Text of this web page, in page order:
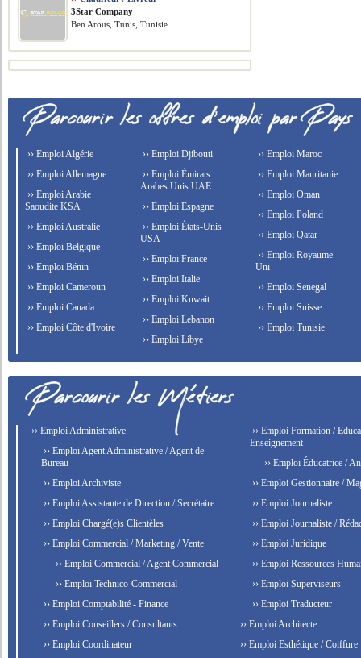
3Star Company
Ben Arous, Tunis, Tunisie
›› Emploi Algérie
›› Emploi Allemagne
›› Emploi Arabie
Saoudite KSA
›› Emploi Australie
›› Emploi Belgique
›› Emploi Bénin
›› Emploi Cameroun
›› Emploi Canada
›› Emploi Côte d'Ivoire
›› Emploi Djibouti
›› Emploi Émirats
Arabes Unis UAE
›› Emploi Espagne
›› Emploi États-Unis
USA
›› Emploi France
›› Emploi Italie
›› Emploi Kuwait
›› Emploi Lebanon
›› Emploi Libye
›› Emploi Maroc
›› Emploi Mauritanie
›› Emploi Oman
›› Emploi Poland
›› Emploi Qatar
›› Emploi Royaume-
Uni
›› Emploi Senegal
›› Emploi Suisse
›› Emploi Tunisie
›› Emploi Administrative
›› Emploi Agent Administrative / Agent de
Bureau
›› Emploi Archiviste
›› Emploi Assistante de Direction / Secrétaire
›› Emploi Chargé(e)s Clientèles
›› Emploi Commercial / Marketing / Vente
›› Emploi Commercial / Agent Commercial
›› Emploi Technico-Commercial
›› Emploi Comptabilité - Finance
›› Emploi Conseillers / Consultants
›› Emploi Coordinateur
›› Emploi Formation /
Enseignement
›› Emploi Éducatrice /
›› Emploi Gestionnaire /
›› Emploi Journaliste
›› Emploi Journaliste /
›› Emploi Juridique
›› Emploi Ressources
›› Emploi Superviseurs
›› Emploi Traducteur
›› Emploi Architecte
›› Emploi Esthétique / Coiffure